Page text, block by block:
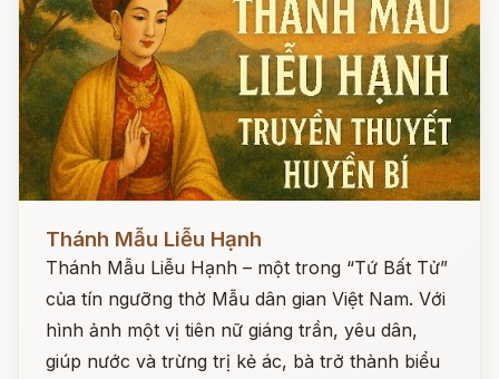
Thánh Mẫu Liễu Hạnh
Thánh Mẫu Liễu Hạnh – một trong “Tứ Bất Tử”
của tín ngưỡng thờ Mẫu dân gian Việt Nam. Với
hình ảnh một vị tiên nữ giáng trần, yêu dân,
giúp nước và trừng trị kẻ ác, bà trở thành biểu